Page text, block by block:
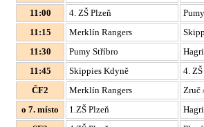
11:00
4. ZŠ Plzeň
11:15
Merklín Rangers
11:30
Pumy Stříbro
11:45
Skippies Kdyně
4.
ČF2
Merklín Rangers
Zruč
o 7. místo
1.ZŠ Plzeň